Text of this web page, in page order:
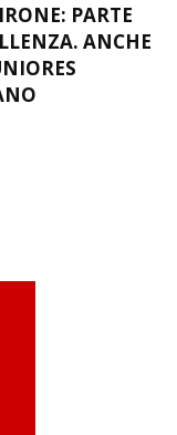
PARTE
ANCHE